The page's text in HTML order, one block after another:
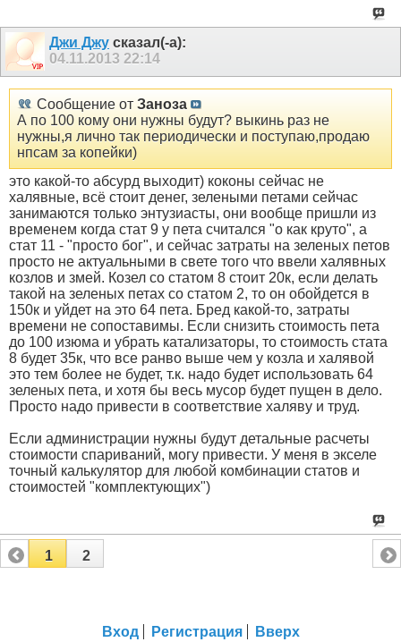
Джи Джу сказал(-а):
04.11.2013 22:14
Сообщение от Заноза
А по 100 кому они нужны будут? выкинь раз не
нужны,я лично так периодически и поступаю,продаю
нпсам за копейки)
это какой-то абсурд выходит) коконы сейчас не
халявные, всё стоит денег, зелеными петами сейчас
занимаются только энтузиасты, они вообще пришли из
временем когда стат 9 у пета считался "о как круто", а
стат 11 - "просто бог", и сейчас затраты на зеленых петов
просто не актуальными в свете того что ввели халявных
козлов и змей. Козел со статом 8 стоит 20к, если делать
такой на зеленых петах со статом 2, то он обойдется в
150к и уйдет на это 64 пета. Бред какой-то, затраты
времени не сопоставимы. Если снизить стоимость пета
до 100 изюма и убрать катализаторы, то стоимость стата
8 будет 35к, что все ранво выше чем у козла и халявой
это тем более не будет, т.к. надо будет использовать 64
зеленых пета, и хотя бы весь мусор будет пущен в дело.
Просто надо привести в соответствие халяву и труд.
Если администрации нужны будут детальные расчеты
стоимости спариваний, могу привести. У меня в экселе
точный калькулятор для любой комбинации статов и
стоимостей "комплектующих")
1 2
Вход Регистрация Вверх